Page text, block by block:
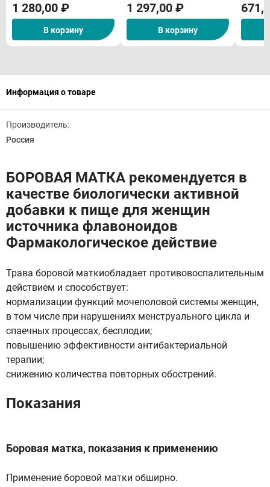
1 280,00 ₽
В корзину
1 297,00 ₽
В корзину
Информация о товаре
Производитель:
Россия
БОРОВАЯ МАТКА рекомендуется в
качестве биологически активной
добавки к пище для женщин
источника флавоноидов
Фармакологическое действие
Трава боровой маткиобладает противовоспалительным
действием и способствует:
нормализации функций мочеполовой системы женщин,
в том числе при нарушениях менструального цикла и
спаечных процессах, бесплодии;
повышению эффективности антибактериальной
терапии;
снижению количества повторных обострений.
Показания
Боровая матка, показания к применению
Применение боровой матки обширно.